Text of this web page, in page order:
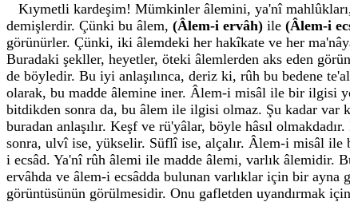
Kıymetli kardeşim! Mümkinler âlemini, ya'nî mahlûkları,
demişlerdir. Çünki bu âlem, (Âlem-i ervâh) ile (Âlem-i
görünürler. Çünki, iki âlemdeki her hakîkate ve her
Buradaki şekller, heyetler, öteki âlemlerden aks eden
de böyledir. Bu iyi anlaşılınca, deriz ki, rûh bu bedene
olarak, bu madde âlemine iner. Âlem-i misâl ile bir ilgisi
bitdikden sonra da, bu âlem ile ilgisi olmaz. Şu kadar var
buradan anlaşılır. Keşf ve rü'yâlar, böyle hâsıl
sonra, ulvî ise, yükselir. Süflî ise, alçalır. Âlem-i misâl
i ecsâd. Ya'nî rûh âlemi ile madde âlemi, varlık âlemidir.
ervâhda ve âlem-i ecsâdda bulunan varlıklar için bir ayna
görüntüsünün görülmesidir. Onu gafletden uyandırmak